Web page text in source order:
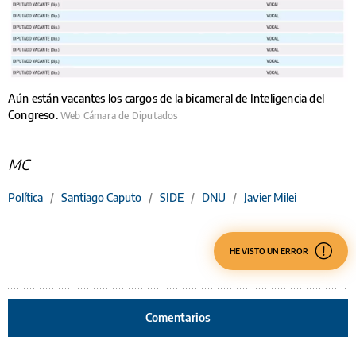
Aún están vacantes los cargos de la bicameral de Inteligencia del
Congreso. Web Cámara de Diputados
MC
Política / Santiago Caputo / SIDE / DNU / Javier Milei
HE VISTO UN ERROR
Comentarios